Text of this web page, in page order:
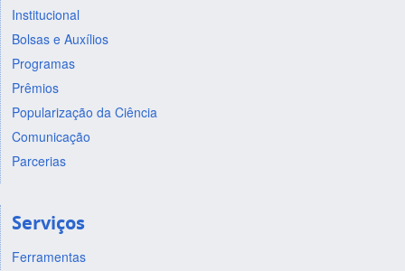
Institucional
Bolsas e Auxílios
Programas
Prêmios
Popularização da Ciência
Comunicação
Parcerias
Serviços
Ferramentas